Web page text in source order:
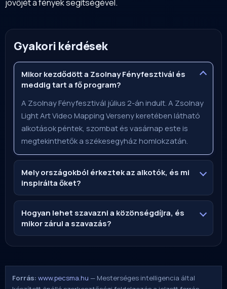
jövőjét a fények segítségével.
Gyakori kérdések
Mikor kezdődött a Zsolnay Fényfesztivál és
meddig tart a fő program?
A Zsolnay Fényfesztivál július 2-án indult. A Zsolnay
Light Art Video Mapping Verseny keretében látható
alkotások péntek, szombat és vasárnap este is
megtekinthetők a székesegyház homlokzatán.
Mely országokból érkeztek az alkotók, és mi
inspirálta őket?
Hogyan lehet szavazni a közönségdíjra, és
mikor zárul a szavazás?
Forrás: www.pecsma.hu — Mesterséges intelligencia által